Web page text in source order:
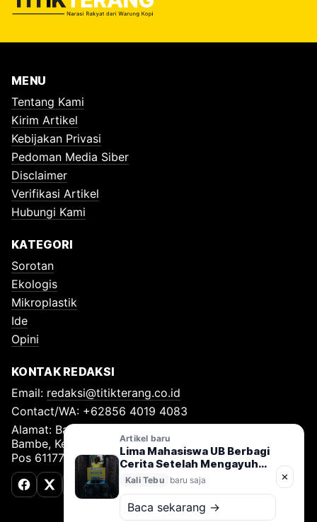
MENU
Tentang Kami
Kirim Artikel
Kebijakan Privasi
Pedoman Media Siber
Disclaimer
Verifikasi Artikel
Hubungi Kami
KATEGORI
Sorotan
Ekologis
Mikroplastik
Ide
Opini
KONTAK REDAKSI
Email: redaksi@titikterang.co.id
Contact/WA: +62856 4019 4083
Alamat: Bambe Nomor 115, RT 009 RW 009, Desa
Bambe, Kecamatan Driyorejo, Kabupaten Gresik, Kode
Pos 61177
FacebookX (Twitter)
TikTok
Artikel baru
Lima Mahasiswa UB Berbagi
Cerita Setelah Mengayuh
Refelin di Kali Tebu
Kali Tebu baru saja
Baca sekarang →
✕